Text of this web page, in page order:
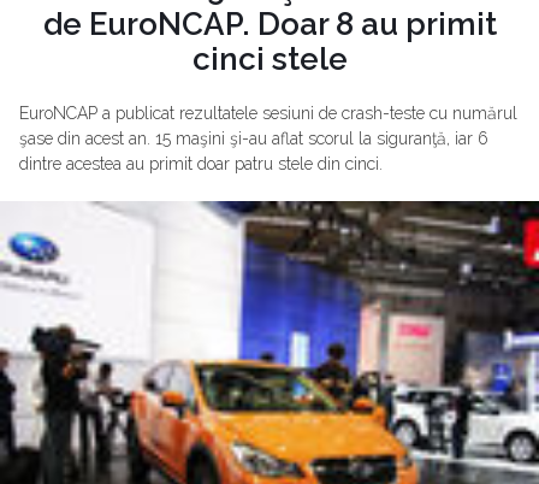
de EuroNCAP. Doar 8 au primit
cinci stele
EuroNCAP a publicat rezultatele sesiuni de crash-teste cu numărul
şase din acest an. 15 maşini şi-au aflat scorul la siguranţă, iar 6
dintre acestea au primit doar patru stele din cinci.